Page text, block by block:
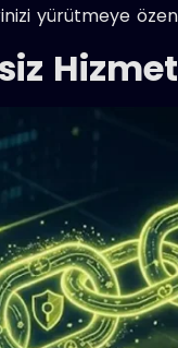
yürütmeye
Hizmet